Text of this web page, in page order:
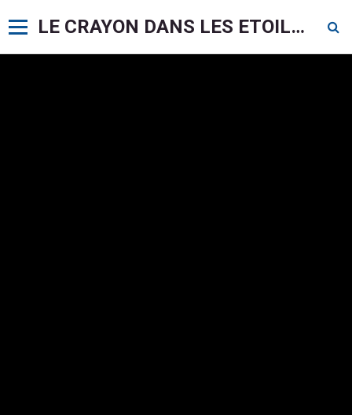
LE CRAYON DANS LES ETOILES